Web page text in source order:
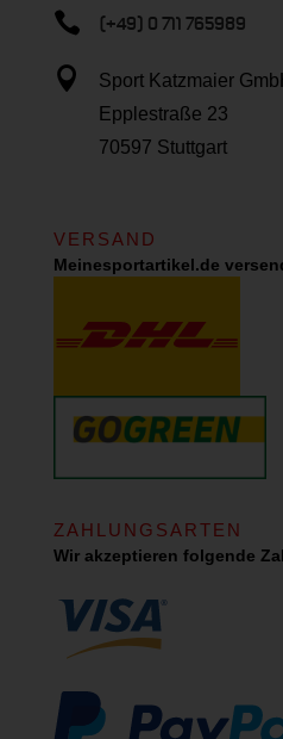
 (+49) 0 711 765989

Sport Katzmaier
Epplestraße 23
70597 Stuttgart
VERSAND
Meinesportartikel.de
ZAHLUNGSARTEN
Wir akzeptieren folgende